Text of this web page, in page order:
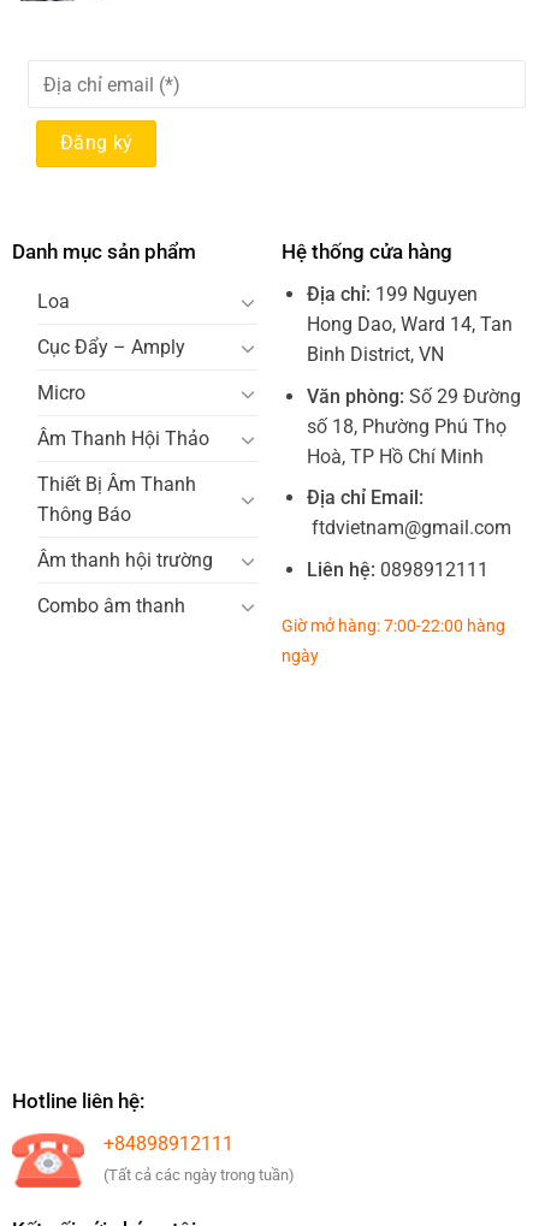
Danh mục sản phẩm
Loa
Cục Đẩy – Amply
Micro
Âm Thanh Hội Thảo
Thiết Bị Âm Thanh
Thông Báo
Âm thanh hội trường
Combo âm thanh
Hệ thống cửa hàng
Địa chỉ: 199 Nguyen
Hong Dao, Ward 14, Tan
Binh District, VN
Văn phòng: Số 29 Đường
số 18, Phường Phú Thọ
Hoà, TP Hồ Chí Minh
Địa chỉ Email:
ftdvietnam@gmail.com
Liên hệ: 0898912111
Giờ mở hàng: 7:00-22:00 hàng
ngày
Hotline liên hệ:
+84898912111
(Tất cả các ngày trong tuần)